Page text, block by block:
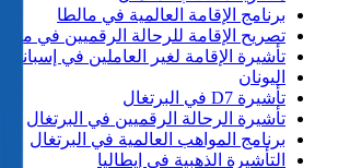
برنامج الإقامة العالمية في مالطا
تصريح الإقامة للرحالة الرقميين في مالطا
تأشيرة الإقامة لغير العاملين في إسبانيا
اليونان
تأشيرة D7 في البرتغال
تأشيرة الرحالة الرقميين في البرتغال
برنامج المواهب العالمية في البرتغال
التأشيرة الذهبية في إيطاليا